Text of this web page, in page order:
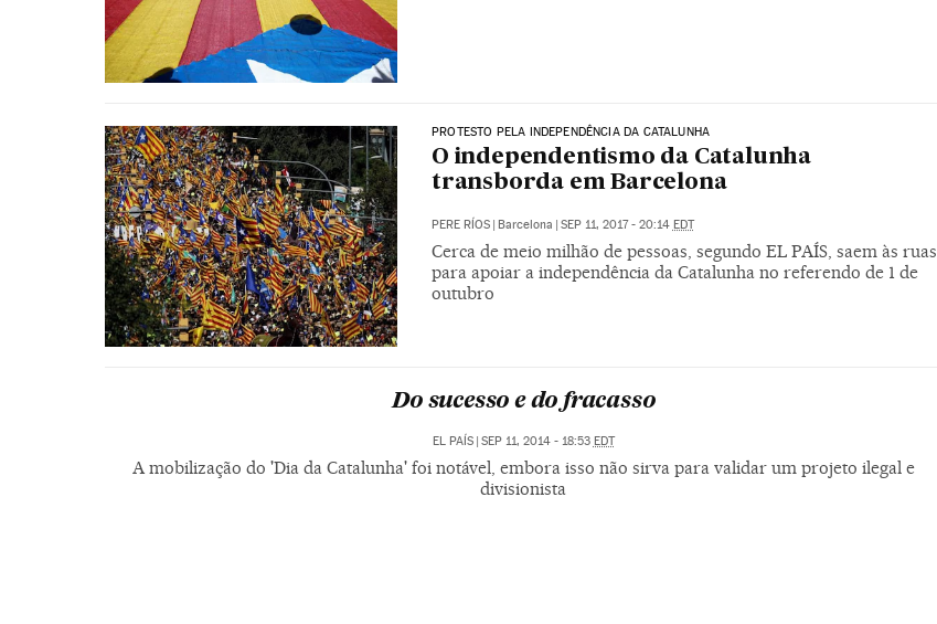
PROTESTO PELA INDEPENDÊNCIA DA CATALUNHA
O independentismo da Catalunha
transborda em Barcelona
PERE RÍOS Barcelona SEP 11, 2017 - 20:14 EDT
Cerca de meio milhão de pessoas, segundo EL PAÍS, saem às ruas
para apoiar a independência da Catalunha no referendo de 1 de
outubro
Do sucesso e do fracasso
EL PAÍS | SEP 11, 2014 - 18:53 EDT
A mobilização do 'Dia da Catalunha' foi notável, embora isso não sirva para validar um projeto ilegal e
divisionista